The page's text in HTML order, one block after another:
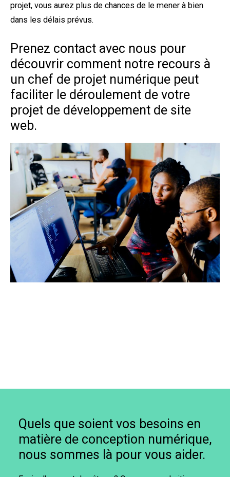
projet, vous aurez plus de chances de le mener à bien
dans les délais prévus.
Prenez contact avec nous pour
découvrir comment notre recours à
un chef de projet numérique peut
faciliter le déroulement de votre
projet de développement de site
web.
Quels que soient vos besoins en
matière de conception numérique,
nous sommes là pour vous aider.